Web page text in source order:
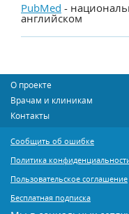
PubMed -
английском
О проекте
Врачам и клиникам
Контакты
Сообщить об ошибке
Политика
Пользовательское соглашение
Бесплатная подписка